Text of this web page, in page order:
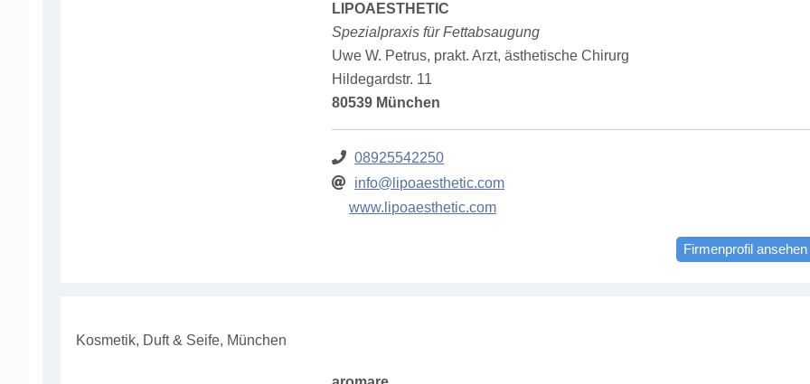
LIPOAESTHETIC
Spezialpraxis für Fettabsaugung
Uwe W. Petrus, prakt. Arzt, ästhetische Chirurg
Hildegardstr. 11
80539 München
08925542250
info@lipoaesthetic.com
www.lipoaesthetic.com
Firmenprofil ansehen
Kosmetik, Duft & Seife, München